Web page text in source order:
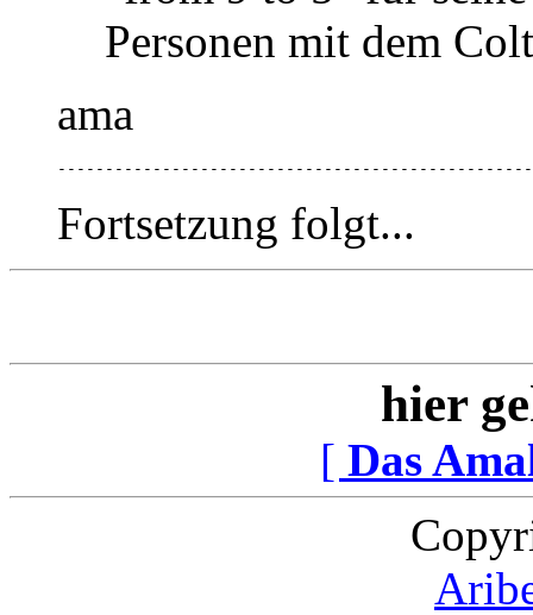
Personen mit dem
ama
Fortsetzung folgt...
hier
[ Das